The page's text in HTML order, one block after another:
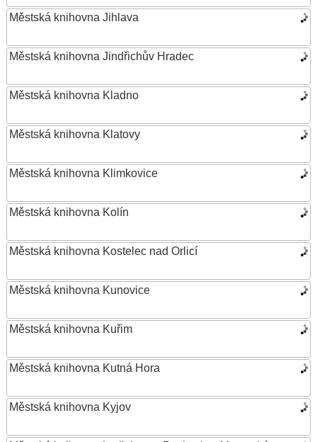
Městská knihovna Jihlava
Městská knihovna Jindřichův Hradec
Městská knihovna Kladno
Městská knihovna Klatovy
Městská knihovna Klimkovice
Městská knihovna Kolín
Městská knihovna Kostelec nad Orlicí
Městská knihovna Kunovice
Městská knihovna Kuřim
Městská knihovna Kutná Hora
Městská knihovna Kyjov